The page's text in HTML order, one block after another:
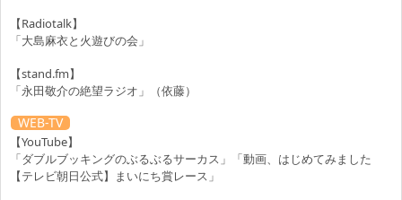
【Radiotalk】
「大島麻衣と火遊びの会」
【stand.fm】
「永田敬介の絶望ラジオ」（依藤）
WEB-TV
【YouTube】
「ダブルブッキングのぶるぶるサーカス」「動画、はじめてみました
【テレビ朝日公式】まいにち賞レース」